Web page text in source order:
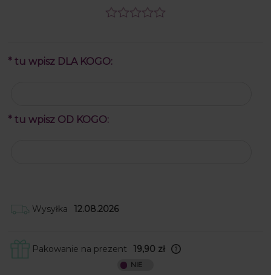
* tu wpisz DLA KOGO:
* tu wpisz OD KOGO:
Wysyłka 12.08.2026
Pakowanie na prezent 19,90 zł
Skrzynki obwijamy w papier ozdobny, a